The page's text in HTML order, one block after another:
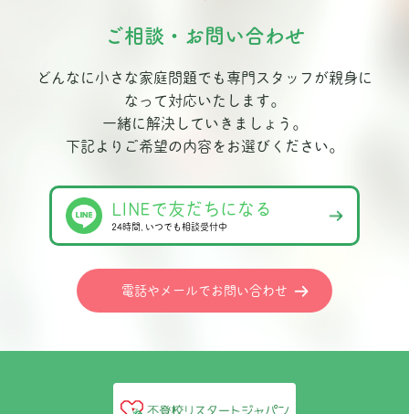
ご相談・お問い合わせ
どんなに小さな家庭問題でも専門スタッフが親身に
なって対応いたします。
一緒に解決していきましょう。
下記よりご希望の内容をお選びください。
LINEで友だちになる
24時間､いつでも相談受付中
電話やメールでお問い合わせ